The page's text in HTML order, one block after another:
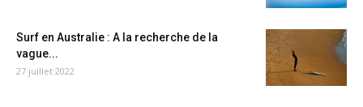
Surf en Australie : A la recherche de la
vague...
27 juillet 2022